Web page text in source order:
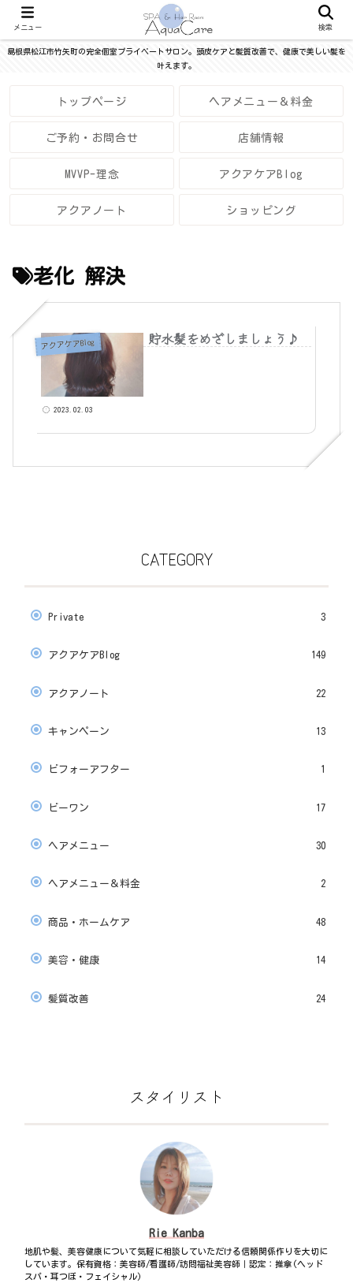
島根県松江市竹矢町の完全個室プライベートサロン。頭皮ケアと髪質改善で、健康で美しい髪を
叶えます。
トップページ ヘアメニュー＆料金
ご予約・お問合せ 店舗情報
MVVP-理念 アクアケアBlog
アクアノート ショッピング
老化 解決
アクアケアBlog 貯水髪をめざしましょう♪
2023.02.03
CATEGORY
Private 3
アクアケアBlog 149
アクアノート 22
キャンペーン 13
ビフォーアフター 1
ビーワン 17
ヘアメニュー 30
ヘアメニュー＆料金 2
商品・ホームケア 48
美容・健康 14
髪質改善 24
スタイリスト
Rie Kanba
地肌や髪、美容健康について気軽に相談していただける信頼関係作りを大切に
しています。保有資格：美容師/看護師/訪問福祉美容師｜認定：推拿(ヘッド
スパ・耳つぼ・フェイシャル)
メニュー 検索